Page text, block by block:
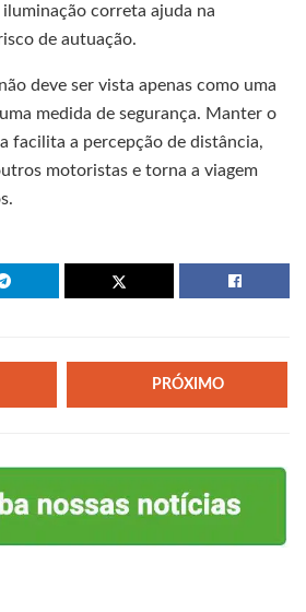
correta ajuda na
de autuação.
deve ser vista apenas como uma
medida de segurança. Manter o
facilita a percepção de distância,
motoristas e torna a viagem
PRÓXIMO